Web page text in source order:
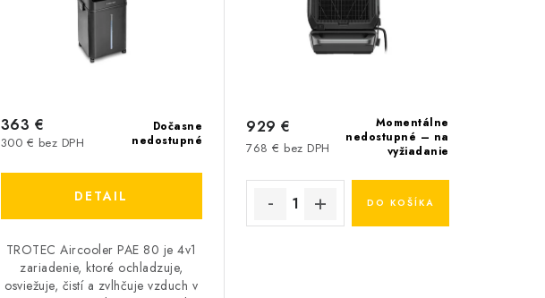
Dočasne
nedostupné
300 € bez DPH
363 €
DETAIL
TROTEC Aircooler PAE 80 je 4v1
zariadenie, ktoré ochladzuje,
osviežuje, čistí a zvlhčuje vzduch v
Momentálne
nedostupné – na
vyžiadanie
768 € bez DPH
929 €
DO KOŠÍKA